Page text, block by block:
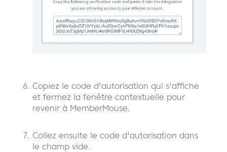
Copiez le code d'autorisation qui s'affiche
et fermez la fenêtre contextuelle pour
revenir à MemberMouse.
Collez ensuite le code d'autorisation dans
le champ vide.